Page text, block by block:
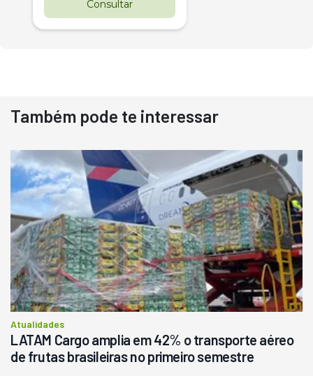
Consultar
Destaque
Usado
Pá Carregadeira Cat 966
Ano 1987
Londrina
R$ 145.000
Consultar
Também pode te interessar
Atualidades
LATAM Cargo amplia em 42% o transporte aéreo
de frutas brasileiras no primeiro semestre